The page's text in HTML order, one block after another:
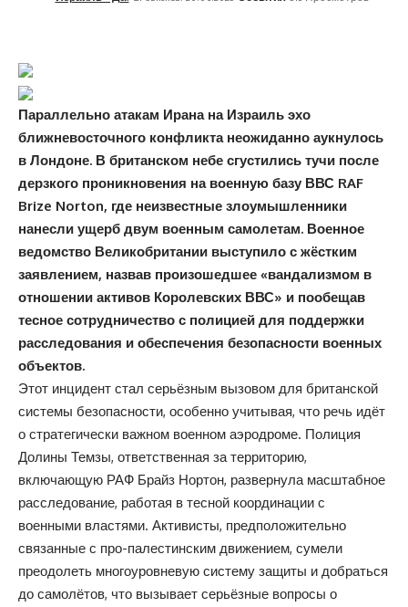
Параллельно атакам Ирана на Израиль эхо
ближневосточного конфликта неожиданно аукнулось
в Лондоне. В британском небе сгустились тучи после
дерзкого проникновения на военную базу ВВС RAF
Brize Norton, где неизвестные злоумышленники
нанесли ущерб двум военным самолетам. Военное
ведомство Великобритании выступило с жёстким
заявлением, назвав произошедшее «вандализмом в
отношении активов Королевских ВВС» и пообещав
тесное сотрудничество с полицией для поддержки
расследования и обеспечения безопасности военных
объектов.
Этот инцидент стал серьёзным вызовом для британской
системы безопасности, особенно учитывая, что речь идёт
о стратегически важном военном аэродроме. Полиция
Долины Темзы, ответственная за территорию,
включающую РАФ Брайз Нортон, развернула масштабное
расследование, работая в тесной координации с
военными властями. Активисты, предположительно
связанные с про-палестинским движением, сумели
преодолеть многоуровневую систему защиты и добраться
до самолётов, что вызывает серьёзные вопросы о